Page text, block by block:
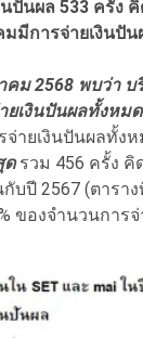
นผล 533 ครั้ง คิ
มีการจ่ายเงินปั
ม 2568 พบว่า
ยเงินปันผลทั้งหม
จ่ายเงินปันผลทั้ง
ดรวม 456 ครั้ง คิ
บปี 2567 (ตารา
ของจำนวนการ